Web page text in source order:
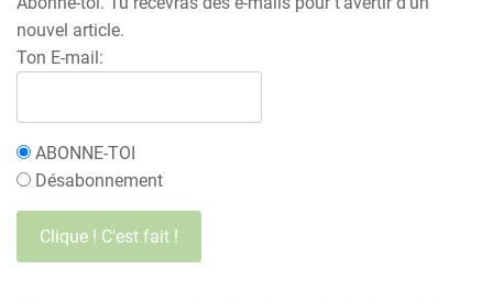
nouvel article.
Ton E-mail:
ABONNE-TOI
Désabonnement